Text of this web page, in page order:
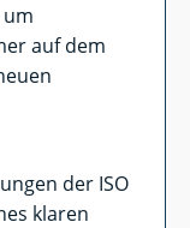
um
auf dem
der ISO
klaren